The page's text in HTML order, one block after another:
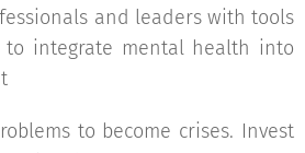
and leaders with tools
to integrate mental health into
🤝🌱
to become crises. Invest